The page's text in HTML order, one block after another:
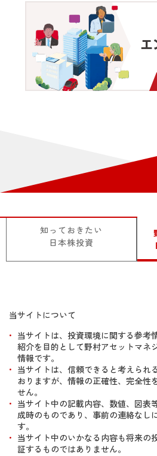
【石黒英之のMarket
自社株買いと今後の課
2025/05/20
【石黒英之のMarket
続が日本株のサポート
2025/02/28
【石黒英之のMarket
知っておきたい
日本株投資
当サイトについて
当サイトは、投資環境に関する参考
紹介を目的として野村アセットマネ
情報です。
当サイトは、信頼できると考えられ
おりますが、情報の正確性、完全性
せん。
当サイト中の記載内容、数値、図表
成時のものであり、事前の連絡なし
す。
当サイト中のいかなる内容も将来の
証するものではありません。